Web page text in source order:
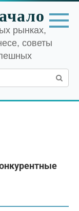
рынках,
советы